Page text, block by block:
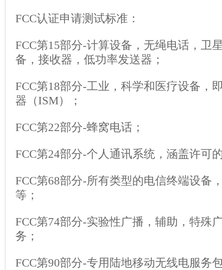
FCC认证申请测试标准：
FCC第15部分-计算设备，无绳电话，卫
备，接收器，低功率发送器；
FCC第18部分-工业，科学和医疗设备，
器（ISM）；
FCC第22部分-蜂窝电话；
FCC第24部分-个人通讯系统，涵盖许可
FCC第68部分-所有类型的电信终端设备
等；
FCC第74部分-实验性广播，辅助，特殊
务；
FCC第90部分-专用陆地移动无线电服务